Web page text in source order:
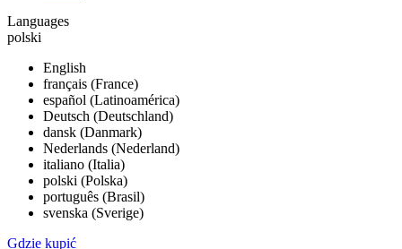
Languages
polski
English
français (France)
español (Latinoamérica)
Deutsch (Deutschland)
dansk (Danmark)
Nederlands (Nederland)
italiano (Italia)
polski (Polska)
português (Brasil)
svenska (Sverige)
Gdzie kupić